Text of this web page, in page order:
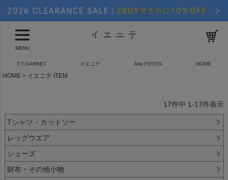
MENU
T.T.GARRET イエニテ Alte FOTOS HOME
HOME イエニテ ITEM
17件中 1-17件表示
Tシャツ・カットソー
レッグウエア
シューズ
財布・その他小物